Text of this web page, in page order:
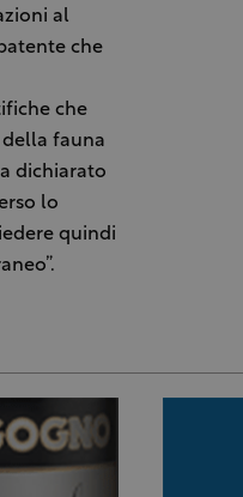
al
che
che
fauna
dichiarato
lo
quindi